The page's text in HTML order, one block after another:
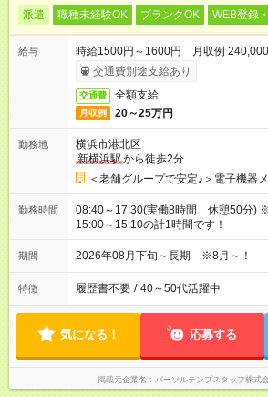
派遣 職種未経験OK ブランクOK WEB登録
給与
時給1500円～1600円 月収例
交通費別途支給あり
交通費 全額支給
月収例 20～25万円
勤務地
横浜市港北区
新横浜駅から徒歩2分
＜老舗グループで安定♪＞電子機器
勤務時間
08:40～17:30(実働8時間 休憩50分)
15:00～15:10の計1時間です！
期間 2026年08月下旬～長期 ※8月～！
特徴 履歴書不要 / 40～50代活躍中
気になる！ 応募する
掲載元企業名 パーソルテンプスタッフ株式